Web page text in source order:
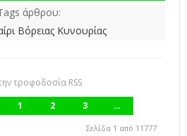
άρθρου:
Βόρειας Κυνουρίας
τροφοδοσία RSS
1 2 3
…
Σελίδα 1 από 11777